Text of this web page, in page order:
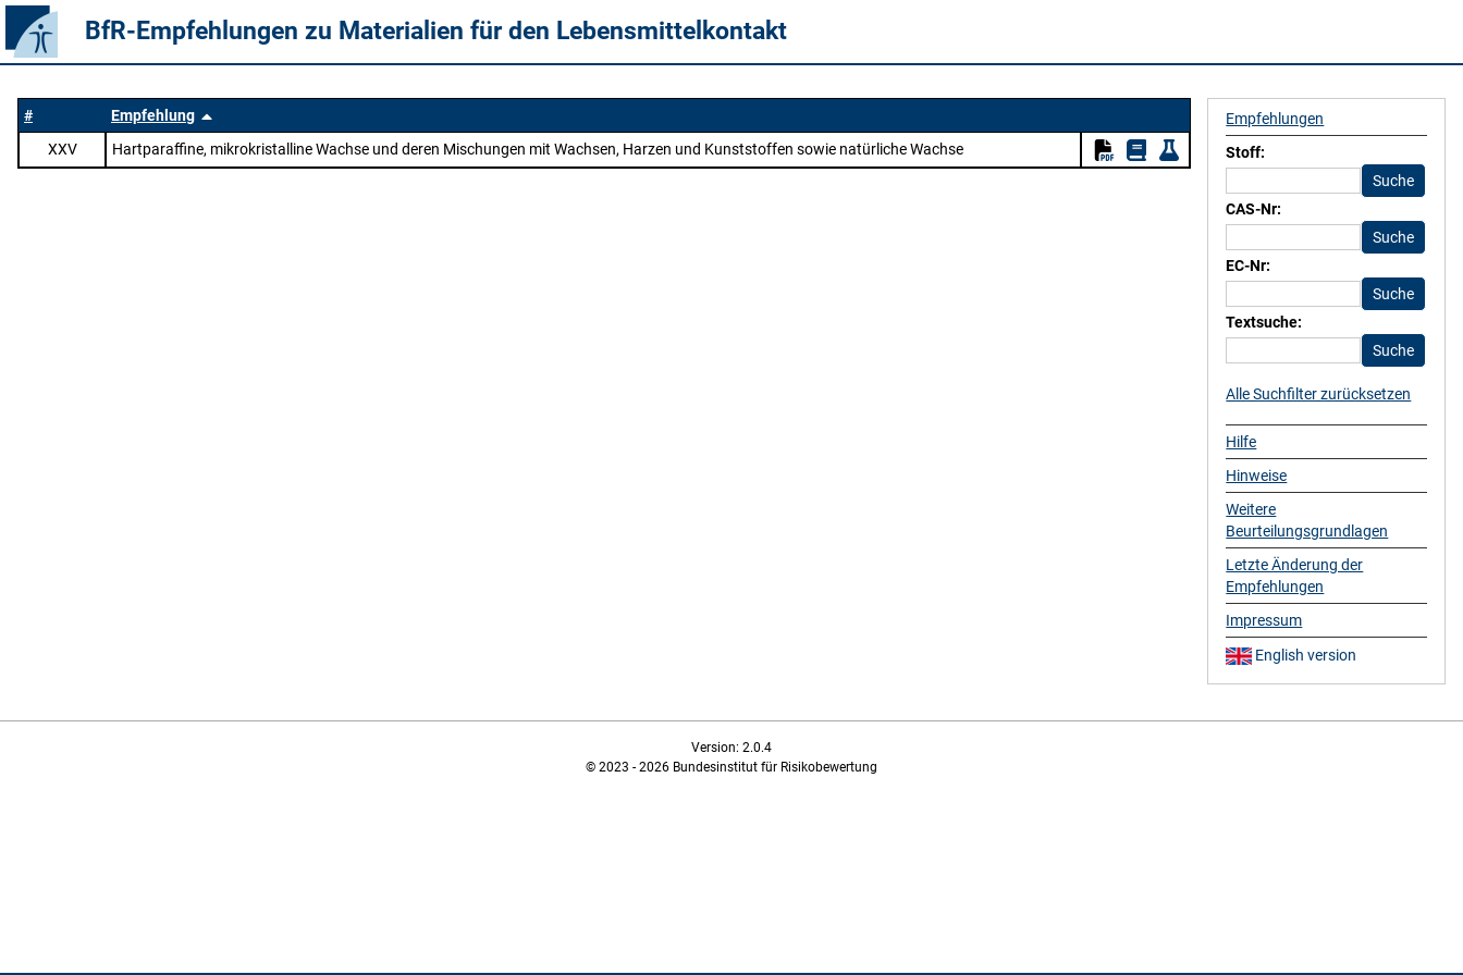
BfR-Empfehlungen zu Materialien für den Lebensmittelkontakt
#
Empfehlung
XXV
Hartparaffine, mikrokristalline Wachse und deren Mischungen mit Wachsen, Harzen und Kunststoffen sowie natürliche Wachse
Empfehlungen
Stoff:
CAS-Nr:
EC-Nr:
Textsuche:
Alle Suchfilter zurücksetzen
Hilfe
Hinweise
Weitere
Beurteilungsgrundlagen
Letzte Änderung der
Empfehlungen
Impressum
English version
Version: 2.0.4
© 2023 - 2026 Bundesinstitut für Risikobewertung